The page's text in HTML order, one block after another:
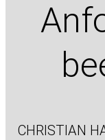
CHRISTIAN